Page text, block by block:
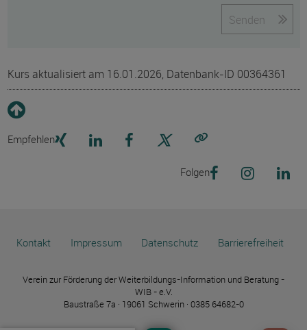
Senden
Kurs aktualisiert am 16.01.2026, Datenbank-ID 00364361
Empfehlen
Folgen
Kontakt Impressum Datenschutz Barrierefreiheit
Verein zur Förderung der Weiterbildungs-Information und Beratung -
WIB - e.V.
Baustraße 7a · 19061 Schwerin · 0385 64682-0